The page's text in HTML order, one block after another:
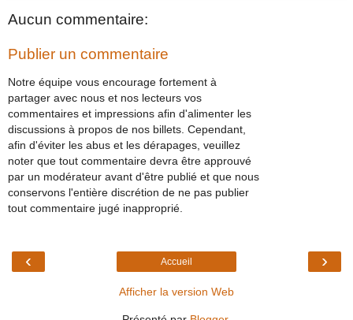
Aucun commentaire:
Publier un commentaire
Notre équipe vous encourage fortement à
partager avec nous et nos lecteurs vos
commentaires et impressions afin d'alimenter les
discussions à propos de nos billets. Cependant,
afin d'éviter les abus et les dérapages, veuillez
noter que tout commentaire devra être approuvé
par un modérateur avant d'être publié et que nous
conservons l'entière discrétion de ne pas publier
tout commentaire jugé inapproprié.
‹ ›
Accueil
Afficher la version Web